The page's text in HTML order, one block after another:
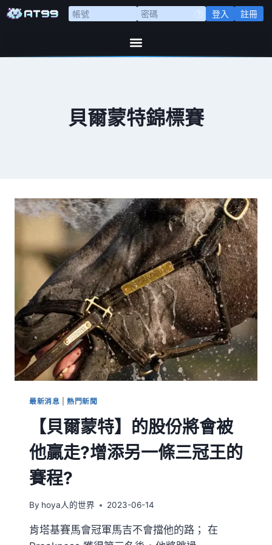
登入 註冊
貝爾蒙特錦標賽
最新消息 |熱門新聞
【貝爾蒙特】的股份將會被
他贏走?增添另一條三冠王的
賽程?
By hoya人的世界 2023-06-14
肯塔基賽馬會冠軍馬吉不會擋他的路； 在